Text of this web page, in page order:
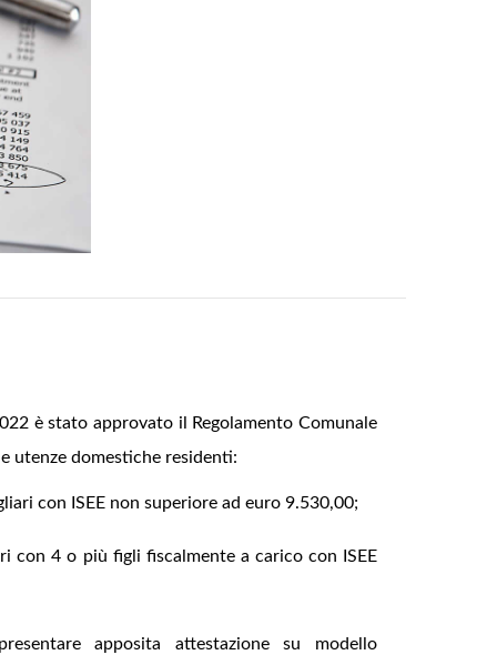
è stato approvato il Regolamento Comunale
utenze domestiche residenti:
con ISEE non superiore ad euro 9.530,00;
con 4 o più figli fiscalmente a carico con ISEE
apposita attestazione su modello